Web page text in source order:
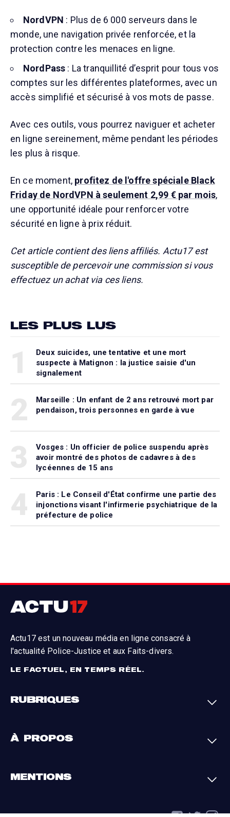
NordVPN : Plus de 6 000 serveurs dans le
monde, une navigation privée renforcée, et la
protection contre les menaces en ligne.
NordPass : La tranquillité d’esprit pour tous vos
comptes sur les différentes plateformes, avec un
accès simplifié et sécurisé à vos mots de passe.
Avec ces outils, vous pourrez naviguer et acheter
en ligne sereinement, même pendant les périodes
les plus à risque.
En ce moment, profitez de l'offre spéciale Black
Friday de NordVPN à seulement 2,99 € par mois,
une opportunité idéale pour renforcer votre
sécurité en ligne à prix réduit.
Cet article contient des liens affiliés. Actu17 est
susceptible de percevoir une commission si vous
effectuez un achat via ces liens.
LES PLUS LUS
Deux suicides, une tentative et une mort
suspecte à Matignon : la justice saisie d'un
signalement
Marseille : Un enfant de 2 ans retrouvé mort par
pendaison, trois personnes en garde à vue
Vosges : Un officier de police suspendu après
avoir montré des photos de cadavres à des
lycéennes de 15 ans
Paris : Le Conseil d'État confirme une partie des
injonctions visant l'infirmerie psychiatrique de la
préfecture de police
Actu17 est un nouveau média en ligne consacré à
l'actualité Police-Justice et aux Faits-divers.
LE FACTUEL, EN TEMPS RÉEL.
RUBRIQUES
Justice
Par région
À PROPOS
L'appli Actu17
MENTIONS